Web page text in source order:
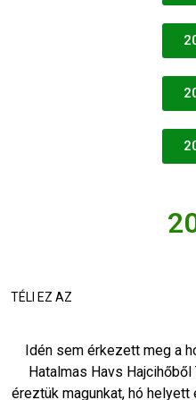
TÉLI EZ AZ
Idén sem érkezett meg a
Hatalmas Havs
éreztük magunkat, hó